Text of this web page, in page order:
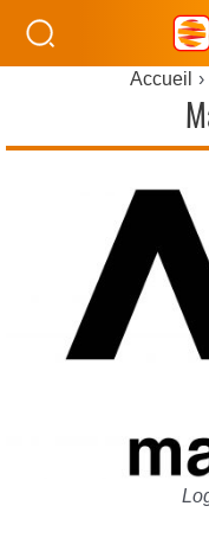
Accueil